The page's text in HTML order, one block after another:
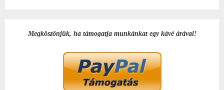
Megköszönjük, ha támogatja munkánkat egy kávé árával!